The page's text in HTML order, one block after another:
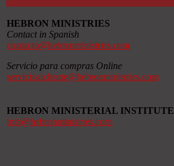
HEBRON MINISTRIES
Contact in Spanish
contacto@hebronministries.com
Servicio para compras Online
servicioalcliente@hebronministries.com
HEBRON MINISTERIAL INSTITUTE
imh@hebronministries.com